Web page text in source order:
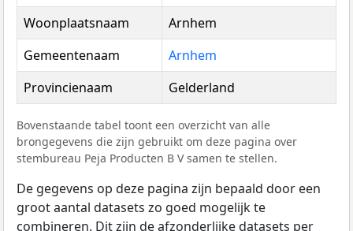
Woonplaatsnaam
Arnhem
Gemeentenaam
Arnhem
Provincienaam
Gelderland
Bovenstaande tabel toont een overzicht van alle
brongegevens die zijn gebruikt om deze pagina over
stembureau Peja Producten B V samen te stellen.
De gegevens op deze pagina zijn bepaald door een
groot aantal datasets zo goed mogelijk te
combineren. Dit zijn de afzonderlijke datasets per